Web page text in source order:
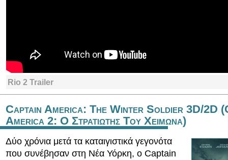
Rio 2 Trailer
Captain America: The Winter Soldier 3D/2D
America 2: Ο Στρατιωτης Του Χειμωνα)
Δύο χρόνια μετά τα καταιγιστικά γεγονότα
που συνέβησαν στη Νέα Υόρκη, o Captain